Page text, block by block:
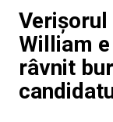
William
râvnit